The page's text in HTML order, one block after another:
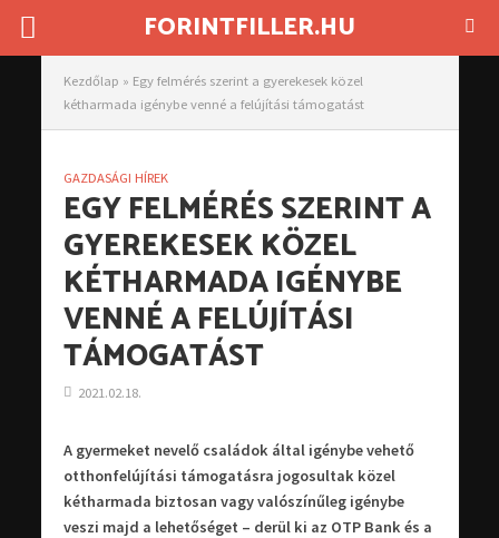
FORINTFILLER.HU
Kezdőlap » Egy felmérés szerint a gyerekesek közel
kétharmada igénybe venné a felújítási támogatást
GAZDASÁGI HÍREK
EGY FELMÉRÉS SZERINT A
GYEREKESEK KÖZEL
KÉTHARMADA IGÉNYBE
VENNÉ A FELÚJÍTÁSI
TÁMOGATÁST
2021.02.18.
A gyermeket nevelő családok által igénybe vehető
otthonfelújítási támogatásra jogosultak közel
kétharmada biztosan vagy valószínűleg igénybe
veszi majd a lehetőséget – derül ki az OTP Bank és a